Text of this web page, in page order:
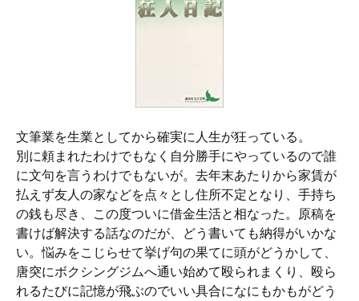
文筆業を生業としてから確実に人生が狂っている。
別に頼まれたわけでもなく自分勝手にやっているので誰
に文句を言うわけでもないが。去年末あたりから家賃が
払えず友人の家などを点々とし住所不定となり、手持ち
の銭も尽き、この度ついに借金生活と相なった。原稿を
書けば解決する話なのだが、どう書いても納得がいかな
い。悩みをこじらせて挙げ句の果てに頭がどうかして、
唐突にボクシングジムへ通い始めて殴られまくり、殴ら
れるたびに記憶が飛ぶのでいい具合になにもかもがどう